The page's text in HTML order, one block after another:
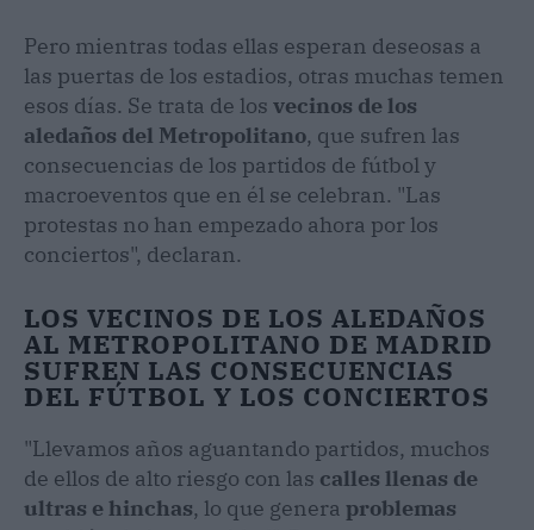
Pero mientras todas ellas esperan deseosas a
las puertas de los estadios, otras muchas temen
esos días. Se trata de los vecinos de los
aledaños del Metropolitano, que sufren las
consecuencias de los partidos de fútbol y
macroeventos que en él se celebran. "Las
protestas no han empezado ahora por los
conciertos", declaran.
LOS VECINOS DE LOS ALEDAÑOS
AL METROPOLITANO DE MADRID
SUFREN LAS CONSECUENCIAS
DEL FÚTBOL Y LOS CONCIERTOS
"Llevamos años aguantando partidos, muchos
de ellos de alto riesgo con las calles llenas de
ultras e hinchas, lo que genera problemas